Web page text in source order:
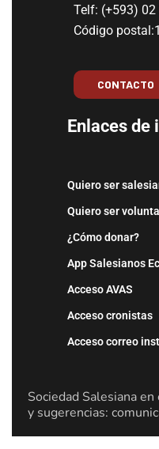
Telf: (+593)
Código
CONTACTO
Enlaces de
Quiero ser
Quiero ser
¿Cómo donar?
App Salesianos
Acceso AVAS
Acceso cronistas
Acceso correo
Sociedad Salesiana
y sugerencias: